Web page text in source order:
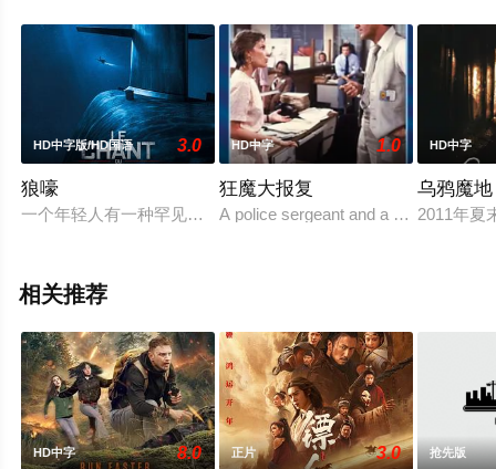
HD中字版/HD国语 3.0
狼嚎
一个年轻人有一种罕见的礼物，可以识别他听到的每一个声音
HD中字 1.0
狂魔大报复
A police sergeant and a parole officer
HD中字
乌鸦魔地
2011年夏
相关推荐
HD中字 8.0 正片 3.0 抢先版